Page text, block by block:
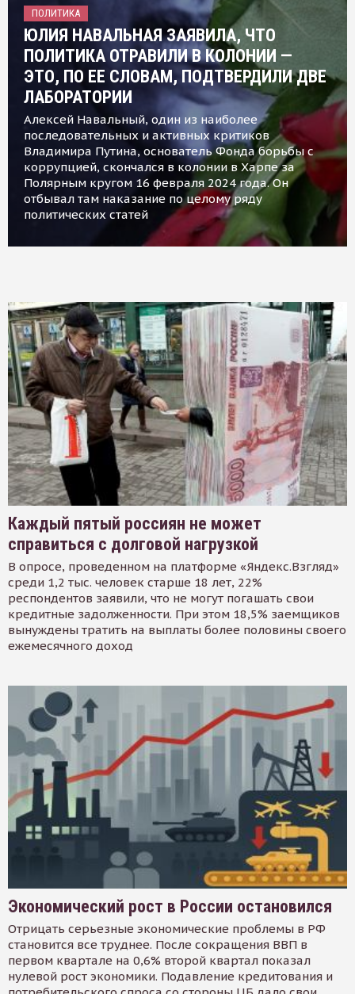
ПОЛИТИКА
ЮЛИЯ НАВАЛЬНАЯ ЗАЯВИЛА, ЧТО
ПОЛИТИКА ОТРАВИЛИ В КОЛОНИИ —
ЭТО, ПО ЕЕ СЛОВАМ, ПОДТВЕРДИЛИ ДВЕ
ЛАБОРАТОРИИ
Алексей Навальный, один из наиболее
последовательных и активных критиков
Владимира Путина, основатель Фонда борьбы с
коррупцией, скончался в колонии в Харпе за
Полярным кругом 16 февраля 2024 года. Он
отбывал там наказание по целому ряду
политических статей
Каждый пятый россиян не может
справиться с долговой нагрузкой
В опросе, проведенном на платформе «Яндекс.Взгляд»
среди 1,2 тыс. человек старше 18 лет, 22%
респондентов заявили, что не могут погашать свои
кредитные задолженности. При этом 18,5% заемщиков
вынуждены тратить на выплаты более половины своего
ежемесячного доход
Экономический рост в России остановился
Отрицать серьезные экономические проблемы в РФ
становится все труднее. После сокращения ВВП в
первом квартале на 0,6% второй квартал показал
нулевой рост экономики. Подавление кредитования и